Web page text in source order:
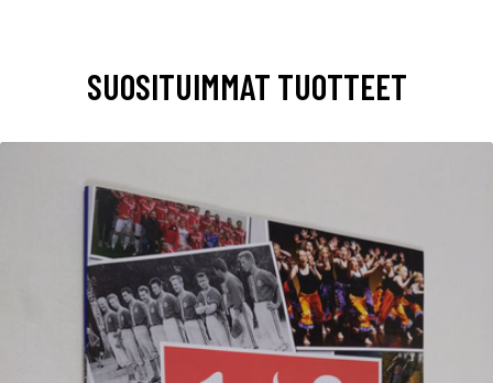
SUOSITUIMMAT TUOTTEET